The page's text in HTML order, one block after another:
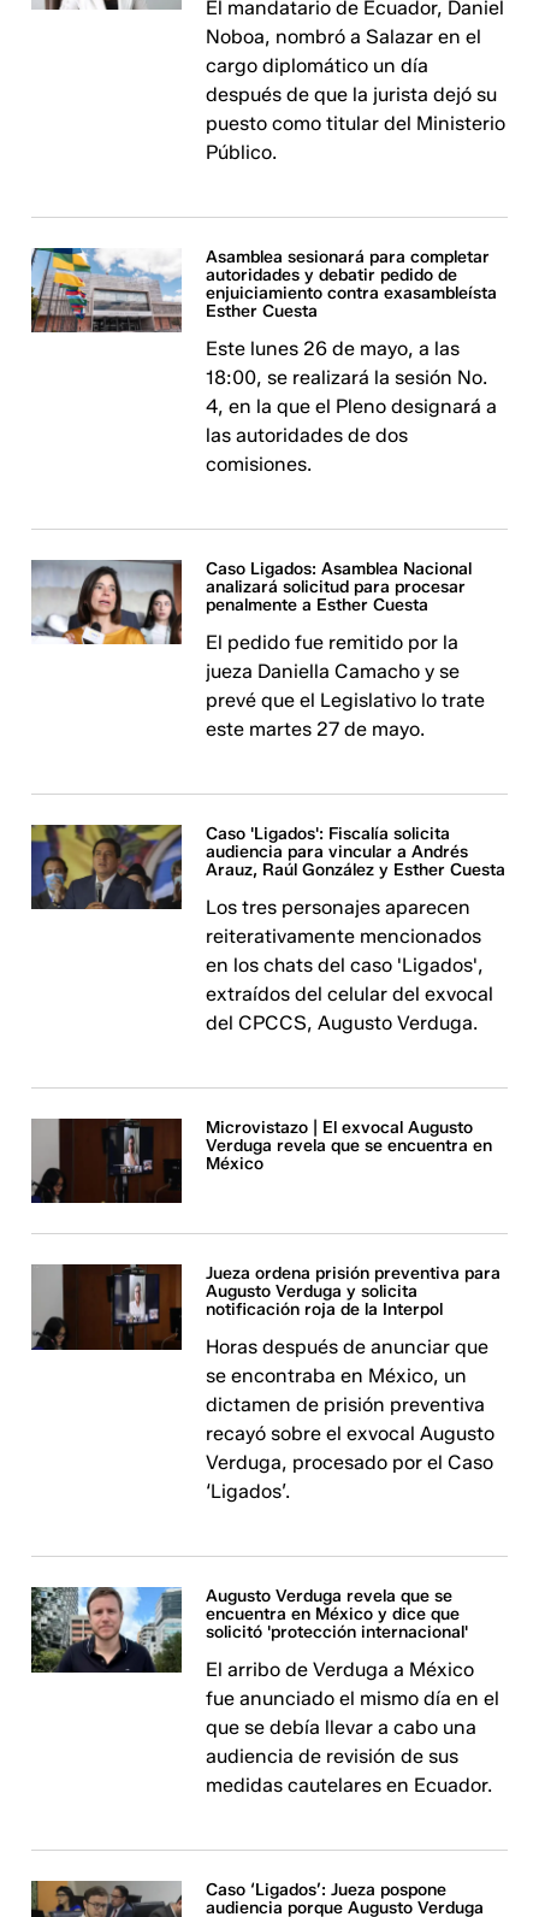
El mandatario de Ecuador, Daniel
Noboa, nombró a Salazar en el
cargo diplomático un día
después de que la jurista dejó su
puesto como titular del Ministerio
Público.
Asamblea sesionará para completar
autoridades y debatir pedido de
enjuiciamiento contra exasambleísta
Esther Cuesta
Este lunes 26 de mayo, a las
18:00, se realizará la sesión No.
4, en la que el Pleno designará a
las autoridades de dos
comisiones.
Caso Ligados: Asamblea Nacional
analizará solicitud para procesar
penalmente a Esther Cuesta
El pedido fue remitido por la
jueza Daniella Camacho y se
prevé que el Legislativo lo trate
este martes 27 de mayo.
Caso 'Ligados': Fiscalía solicita
audiencia para vincular a Andrés
Arauz, Raúl González y Esther Cuesta
Los tres personajes aparecen
reiterativamente mencionados
en los chats del caso 'Ligados',
extraídos del celular del exvocal
del CPCCS, Augusto Verduga.
Microvistazo | El exvocal Augusto
Verduga revela que se encuentra en
México
Jueza ordena prisión preventiva para
Augusto Verduga y solicita
notificación roja de la Interpol
Horas después de anunciar que
se encontraba en México, un
dictamen de prisión preventiva
recayó sobre el exvocal Augusto
Verduga, procesado por el Caso
‘Ligados’.
Augusto Verduga revela que se
encuentra en México y dice que
solicitó 'protección internacional'
El arribo de Verduga a México
fue anunciado el mismo día en el
que se debía llevar a cabo una
audiencia de revisión de sus
medidas cautelares en Ecuador.
Caso ‘Ligados’: Jueza pospone
audiencia porque Augusto Verduga